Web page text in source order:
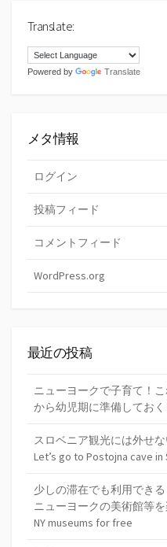
Translate:
Powered by Translate
メタ情報
ログイン
投稿フィード
コメントフィード
WordPress.org
最近の投稿
ニューヨークで子育て！
から幼児期に準備してお
スロベニア観光には外せ
Let’s go to Postojna cave in
少しの滞在でも利用でき
ニューヨークの美術館等
NY museums for free